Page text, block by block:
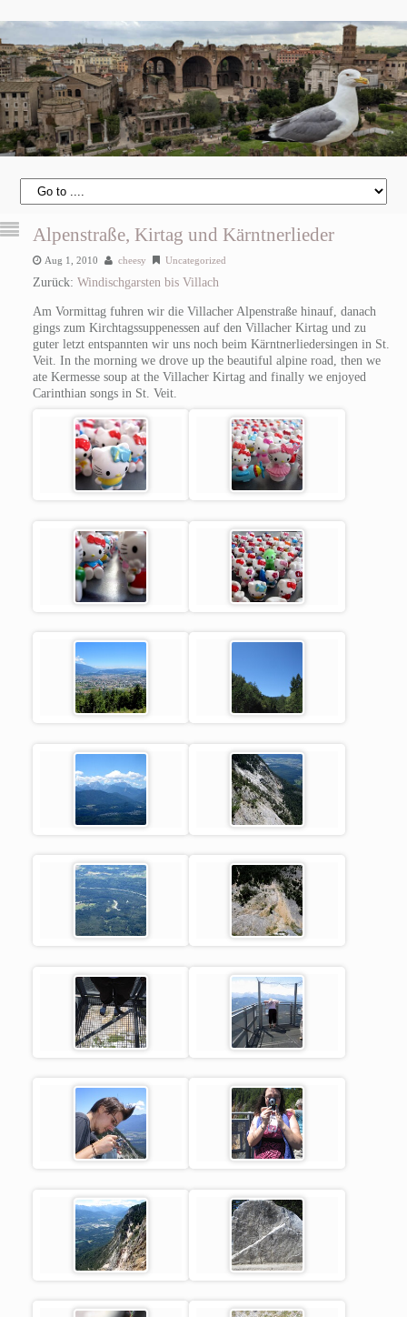
Alpenstraße, Kirtag und Kärntnerlieder
Aug 1, 2010 cheesy Uncategorized
Zurück: Windischgarsten bis Villach
Am Vormittag fuhren wir die Villacher Alpenstraße hinauf, danach
gings zum Kirchtagssuppenessen auf den Villacher Kirtag und zu
guter letzt entspannten wir uns noch beim Kärntnerliedersingen in St.
Veit. In the morning we drove up the beautiful alpine road, then we
ate Kermesse soup at the Villacher Kirtag and finally we enjoyed
Carinthian songs in St. Veit.